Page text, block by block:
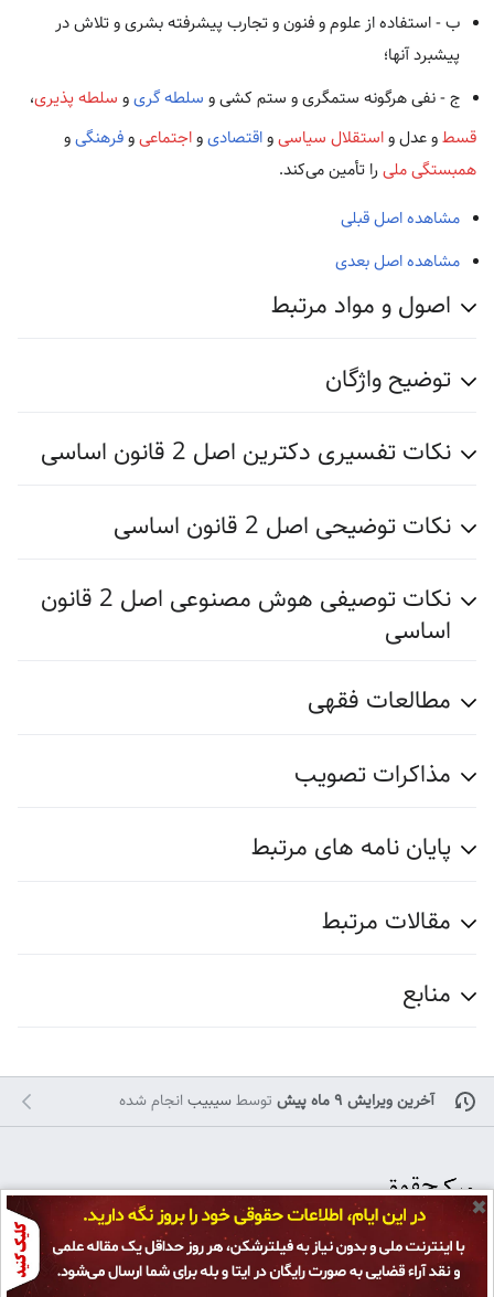
ب - استفاده از علوم و فنون و تجارب پیشرفته بشری و تلاش در
پیشبرد آنها؛
ج - نفی هرگونه ستمگری و ستم ‏کشی و سلطه گریو سلطه ‏پذیری،
قسطو عدل واستقلال سیاسیواقتصادیواجتماعیوفرهنگیو
همبستگی ملی را تأمین می‌کند.
مشاهده اصل قبلی
مشاهده اصل بعدی
اصول و مواد مرتبط
توضیح واژگان
نکات تفسیری دکترین اصل 2 قانون اساسی
نکات توضیحی اصل 2 قانون اساسی
نکات توصیفی هوش مصنوعی اصل 2 قانون
اساسی
مطالعات فقهی
مذاکرات تصویب
پایان نامه های مرتبط
مقالات مرتبط
منابع
آخرین ویرایش ۹ ماه پیش توسطسیبیب انجام شده
تمامی حقوق برایپژوهشکده حقوق و قانون ایران محفوظ است و هرگونه کپی
سیاست حفظ حریم خصوصی
نمای رایانه
✖